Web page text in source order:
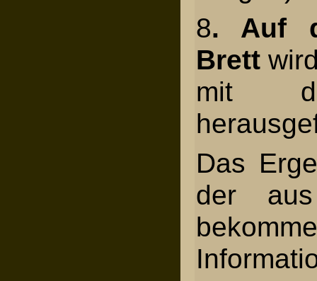
8. Auf
Brett
mit
Das
der